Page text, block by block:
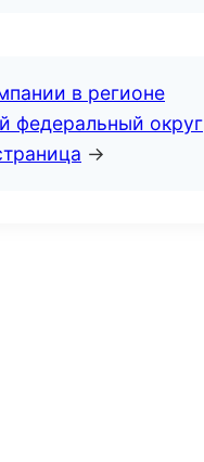
в регионе
федеральный округ
→